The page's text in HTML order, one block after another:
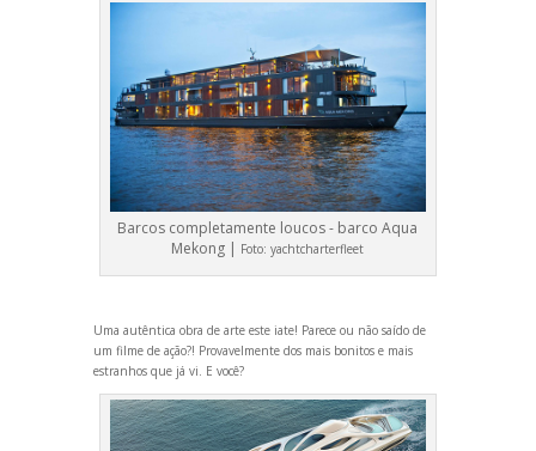
Barcos completamente loucos - barco Aqua
Mekong | Foto:yachtcharterfleet
Uma autêntica obra de arte este iate! Parece ou não saído de
um filme de ação?! Provavelmente dos mais bonitos e mais
estranhos que já vi. E você?